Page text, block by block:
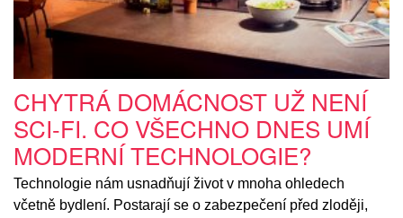
CHYTRÁ DOMÁCNOST UŽ NENÍ
SCI-FI. CO VŠECHNO DNES UMÍ
MODERNÍ TECHNOLOGIE?
Technologie nám usnadňují život v mnoha ohledech
včetně bydlení. Postarají se o zabezpečení před zloději,